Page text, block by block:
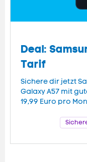
Deal:
Tarif
Sichere dir jetzt
Galaxy A57 mit
19,99 Euro pro